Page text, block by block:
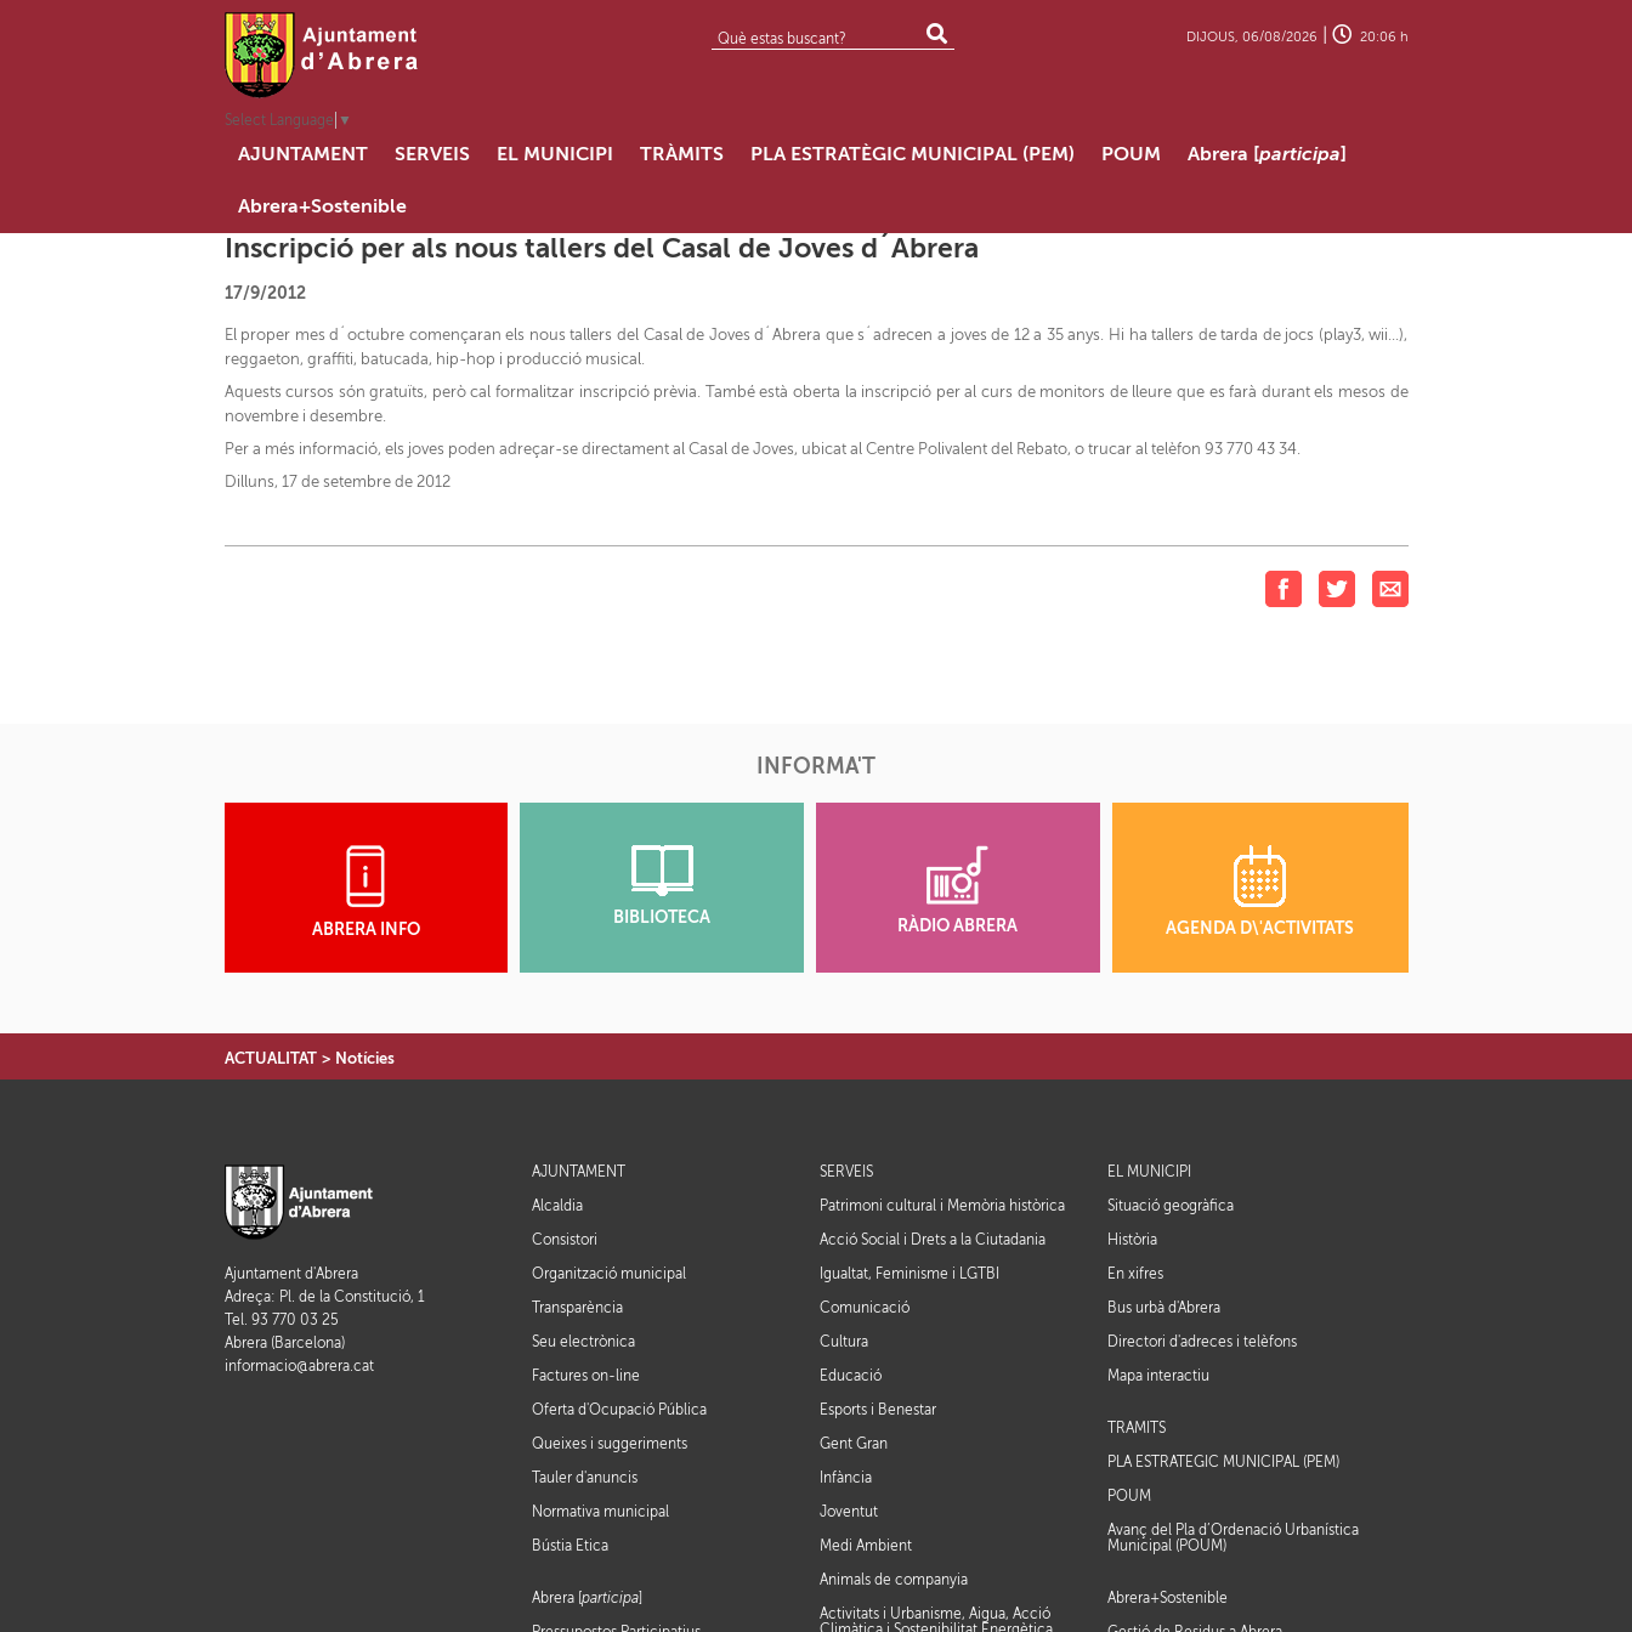
Select Language ▼
DIJOUS, 06/08/2026 | 20:06 h
AJUNTAMENT SERVEIS EL MUNICIPI TRÀMITS PLA ESTRATÈGIC MUNICIPAL (PEM) POUM Abrera [participa]
Abrera+Sostenible
Inscripció per als nous tallers del Casal de Joves d´Abrera
17/9/2012
El proper mes d´octubre començaran els nous tallers del Casal de Joves d´Abrera que s´adrecen a joves de 12 a 35 anys. Hi ha tallers de tarda de jocs (play3, wii...),
reggaeton, graffiti, batucada, hip-hop i producció musical.
Aquests cursos són gratuïts, però cal formalitzar inscripció prèvia.
També està oberta la inscripció per al curs de monitors de lleure que es farà durant els mesos de
novembre i desembre.
Per a més informació, els joves poden adreçar-se directament al Casal de Joves, ubicat al Centre Polivalent del Rebato, o trucar al telèfon 93 770 43 34.
Dilluns, 17 de setembre de 2012
INFORMA'T
ABRERA INFO
BIBLIOTECA RÀDIO ABRERA AGENDA D\'ACTIVITATS
ACTUALITAT > Notícies
Ajuntament d'Abrera
Adreça: Pl. de la Constitució, 1
Tel. 93 770 03 25
Abrera (Barcelona)
informacio@abrera.cat
AJUNTAMENT
Alcaldia
Consistori
Organització municipal
Transparència
Seu electrònica
Factures on-line
Oferta d'Ocupació Pública
Queixes i suggeriments
Tauler d'anuncis
Normativa municipal
Bústia Ètica
SERVEIS
Patrimoni cultural i Memòria històrica
Acció Social i Drets a la Ciutadania
Igualtat, Feminisme i LGTBI
Comunicació
Cultura
Educació
Esports i Benestar
Gent Gran
Infància
Joventut
Medi Ambient
Animals de companyia
Activitats i Urbanisme, Aigua, Acció
EL MUNICIPI
Situació geogràfica
Història
En xifres
Bus urbà d'Abrera
Directori d'adreces i telèfons
Mapa interactiu
TRÀMITS
PLA ESTRATÈGIC MUNICIPAL (PEM)
POUM
Avanç del Pla d’Ordenació Urbanística
Municipal (POUM)
Abrera [ participa
Abrera+Sostenible